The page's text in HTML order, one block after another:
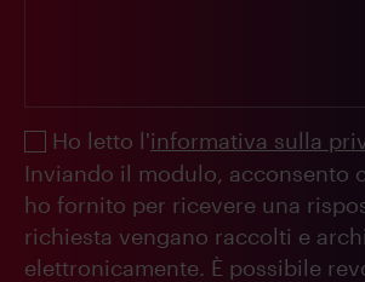
Ho letto l'informativa sulla
Inviando il modulo, acconsento
ho fornito per ricevere una
richiesta vengano raccolti e
elettronicamente. È possibile